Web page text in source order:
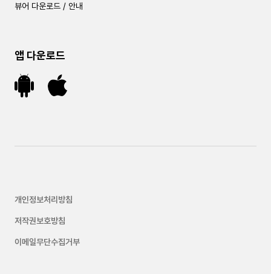
뷰어 다운로드 / 안내
앱 다운로드
개인정보처리방침
저작권보호방침
이메일무단수집거부